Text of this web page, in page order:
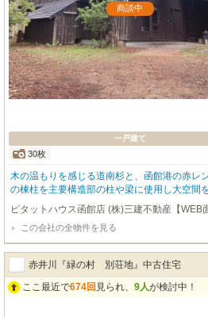
商談中
一戸建て
30枚
木の温もりを感じる道南杉と、函館港の赤レ
の棟柱を主要構造部の柱や梁に使用し大空間
地に建つ中古住宅です！その圧倒的存在感の
になっていただきたい物件です！薪ストーブ
部の床暖でお家全体を温めますので、どこに
ます！循環式動線の間取りと、間仕切壁の一
路の確保とデザイン性を兼ね備えた唯一無二
道南杉を使用し、仕上げは珪藻土の塗り壁で
融合、バスルームやIHクッキングヒーターや
事前のご予約をいただきますが、是非一度見
ピタットハウス函館店 (株)三建不動産【WEB
この会社の全物件を見る
赤井川『緑の村 別荘地』中古住宅
ここ最近で674回 見られ、 9人が検討中！